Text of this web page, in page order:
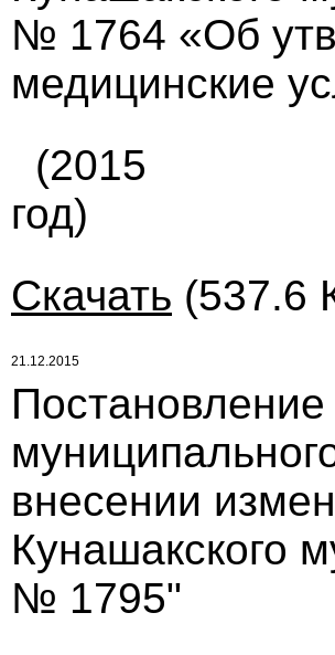
№ 1764 «Об
медицинские
(2015
год)
Скачать (537.6
21.12.2015
внесении
Кунашакского
№ 1795"